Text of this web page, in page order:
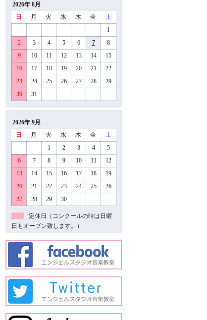
2026年 8月
日
月 火 水 木 金
土
1
2
3 4 5 6 7
8
9
10 11 12 13 14
15
16
17 18 19 20 21
22
23
24 25 26 27 28
29
30
31
2026年 9月
日
月 火 水 木 金
土
1
2 3 4
5
6
7 8 9 10 11
12
13
14 15 16 17 18
19
20
21 22 23 24 25
26
27
28 29 30
定休日（コンクールの時は日曜
日もオープン致します。）